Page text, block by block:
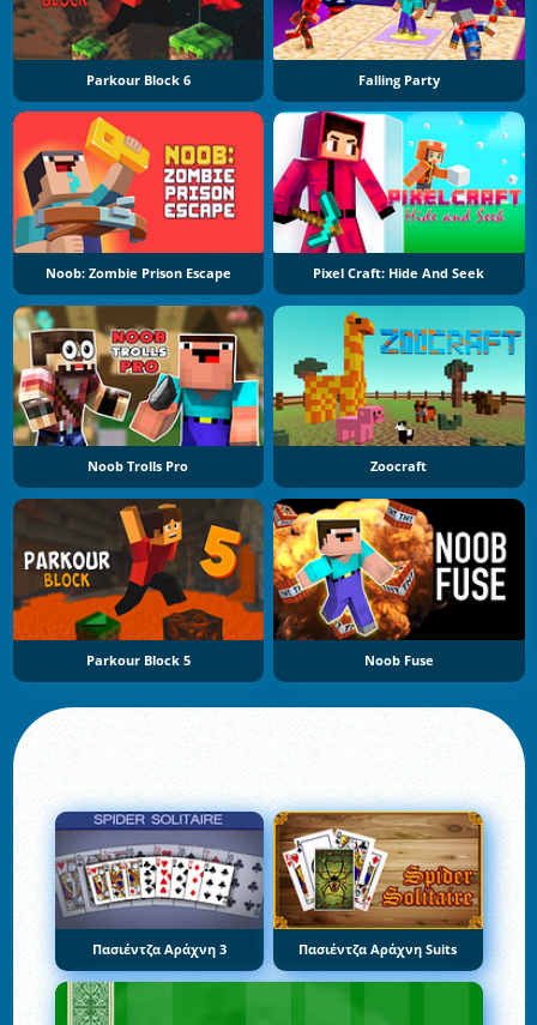
Parkour Block 6 Falling Party
Noob: Zombie Prison Escape Pixel Craft: Hide And Seek
Noob Trolls Pro Zoocraft
Parkour Block 5 Noob Fuse
Πασιέντζα Αράχνη 3 Πασιέντζα Αράχνη Suits